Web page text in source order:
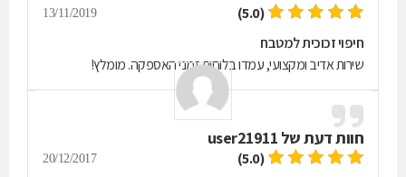
(5.0)
13/11/2019
חיפוי זכוכית למטבח
שירות אדיב ומקצועי, עמדו בלוחות זמני האספקה. מומלץ!
חוות דעת של user21911
(5.0)
20/12/2017